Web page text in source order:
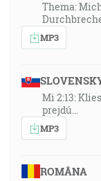
Thema:
MP3
Mi 2:13:
prejdú…
MP3
ROMÂNA